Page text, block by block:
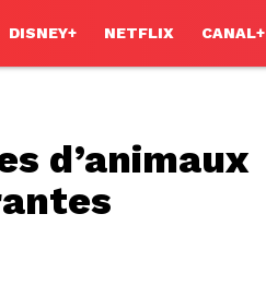
DISNEY+ NETFLIX CANAL+
d’animaux